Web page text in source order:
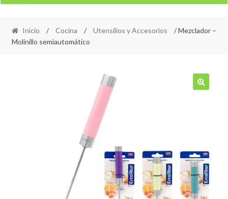
Inicio / Cocina / Utensílios y Accesorios
/ Mezclador –
Molinillo semiautomático